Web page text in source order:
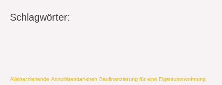
Schlagwörter:
Alleinerziehende Annuitätendarlehen Baufinanzierung für eine Eigentumswohnung